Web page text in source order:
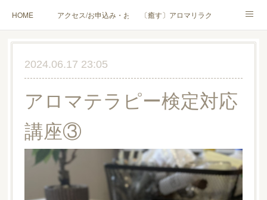
HOME アクセス/お申込み・お問合せ〔癒す〕アロマリラクゼーション
〔学ぶ〕AEAJ資格対応コース〔学ぶ〕トリートメント実技講座／介護アロマ講座
ハンモックよもぎ蒸し® HAMMOCK SAUNA® アカデミー厚木校
ハンモックタイ古式協会® 厚木校
Instagram コラム YouTube［アロマ・ハーブクラフト］
2024.06.17 23:05
アロマテラピー検定対応
講座③